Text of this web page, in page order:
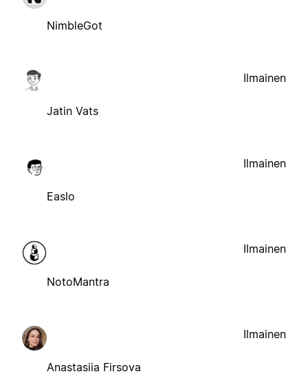
NimbleGot
Jatin Vats
Ilmainen
Easlo
Ilmainen
NotoMantra
Ilmainen
Anastasiia Firsova
Ilmainen